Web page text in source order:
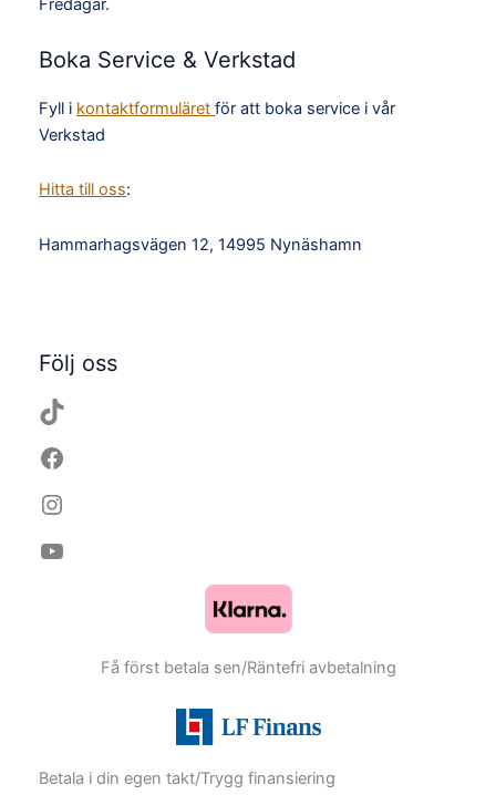
Fredagar.
Boka Service & Verkstad
Fyll i kontaktformuläret för att boka service i vår
Verkstad
Hitta till oss:
Hammarhagsvägen 12, 14995 Nynäshamn
Följ oss
TikTok
Facebook
Instagram
YouTube
Få först betala sen/Räntefri avbetalning
Betala i din egen takt/Trygg finansiering